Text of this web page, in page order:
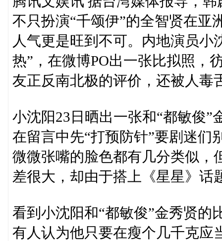
不只扮演“千颂伊”的全智贤在亚
人气更是旺到不可。内地演员
热”，在微博PO出一张比拟照，
友正反南北极的评价，还被人毒
小沈阳23日晒出一张和“都敏俊
在留言中先“打预防针”要剧迷们
微微张嘴的脸色都有几分类似，
差很大，却由于搭上《星星》话
看到小沈阳和“都敏俊”金秀贤的
有人认为他只要在瘦个几千克应